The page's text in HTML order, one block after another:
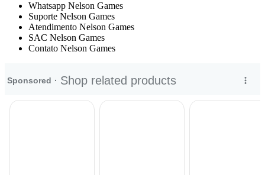
Whatsapp Nelson Games
Suporte Nelson Games
Atendimento Nelson Games
SAC Nelson Games
Contato Nelson Games